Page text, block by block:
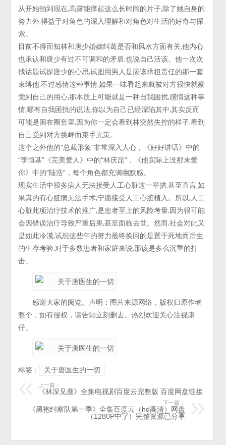
从开始拍到现在,高露能撑起这么长时间的片子,除了她自身的
努力外,得益于对角色的深入理解和对角色对生活的好奇与探
索。
目前不得而知林和唐少婚姻纠葛是否和风水方面有关,他内心
也承认和唐少有过不可调和的矛盾,也说自己活该。他一次次
找话题试探唐少的心思,试图用男人是应该承担责任的那一套
束缚他,不过感情这种事情,如果一味看起来就被对方很快就察
觉到自己的用心,那本质上可能就是一种自我困扰,感情这种事
情,哪有自我困扰的说法,你以为自己已经深陷其中,其实反而
可能是困在圈套里,因为你一定会看到林突然失控的样子,看到
自己受到对方挑衅而束手无策。
这个之外他的“总裁形象”非常深入人心，《好好讲话》中的
“李恒基”《完美爱人》中的“林庆昆”，《他实际上没那末爱
你》中的“陆浩”，每个角色都充满幽默感。
现实生活中很多病人无法接受人工心脏这一举措,甚至直言,如
果真的有心脏病无法手术,宁愿接受人工心脏植入。所以,人工
心脏此项治疗技术的推广,是患者至上的风险考量,因为很可能
会因错误治疗导致严重后果,甚至面临去世。然而,社会对此又
是如此冷漠,试想这些年的努力最终换回的是置于死地而后生
的生存考验,对于多数患者和家庭来说,那该是多么沉重的打
击。
感谢大家的阅览。声明：图片来源网络，版权归原作者
整个，如有侵权，请告知立刻删去。热烈欢迎关心注视康
仔。
标签： 关于唐医生的一切
上一篇：
《林深见鹿》全集电视剧百度云完整版 百度网盘链接
下一篇：
《黑袍纠察队第一季》全集百度云（hd高清）网盘
（1280P中字）完整资源已分享